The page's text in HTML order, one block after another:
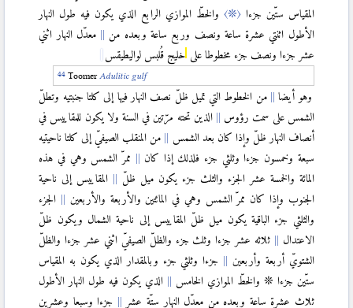
المقياس ستّين جزءا〈❊〉 والخطّ الموازي الرابع الذي يكون فيه طول النهار
الأطول اثنتي عشرة ساعة ونصف وربع ساعة وبعده من
معدّل النهار اثني
عشر جزءا ونصف جزء مخطوطا على خليج قُلبس لواليطيقس
Toomer Adulitic gulf
وهو أيضا
من الخطوط التي تميل ظلّ نصف النهار فيها إلى كلتا جنبتيه وتطلّ
الشمس على سمت رؤوس
الذين تحته مرّتين في السنة ولا يكون للمقاييس في
أنصاف النهار ظلّ وإذا كان بعد الشمس
من المنقلب الصيفيّ إلى كلتا ناحيتيه
سبعة وخمسون جزءا وثلثي جزء فلذلك إذا كان
ممرّ الشمس وهي في هذه
المائة والخمسة عشر الجزء والثلث جزء يكون ميل ظلّ
المقاييس إلى ناحية
الجنوب وإذا كان ممرّ الشمس وهي في المائتين والأربعة والأربعين
الجزء
والثلثي جزء الباقية يكون ميل ظلّ المقاييس إلى ناحية الشمال ويكون ظلّ
الاعتدال
ثلاثه عشر جزءا وثلث جزء والظلّ الصيفيّ اثني عشر جزءا والظلّ
الشتويّ أربعة وأربعين
جزءا وثلثي جزء وبالمقدار الذي يكون به المقياس
ستّين جزءا ❊ والخطّ الموازي الخامس
الذي يكون فيه طول النهار الأطول
ثلاث عشرة ساعة وبعده من معدّل النهار ستّة عشر
جزءا وسبعا وعشرين